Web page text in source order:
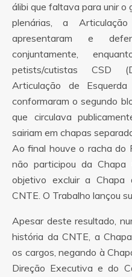
álibi que faltava para unir o
plenárias, a
apresentaram e
conjuntamente,
petists/cutistas CSD
Articulação de
conformaram o segundo
que circulava
sairiam em chapas
Ao final houve o racha do
não participou da Chapa
objetivo excluir a Chapa
CNTE. O Trabalho lançou
Apesar deste resultado,
história da CNTE, a
os cargos, negando à
Direção Executiva e do